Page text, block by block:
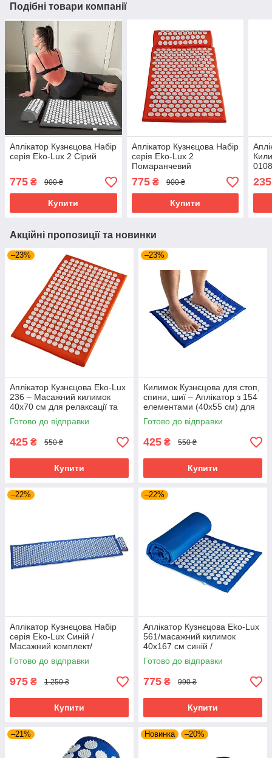
Подібні товари компанії
Аплікатор Кузнєцова Набір
серія Eko-Lux 2 Сірий
775 ₴ 900 ₴
Купити
Аплікатор Кузнєцова Набір
серія Eko-Lux 2
Помаранчевий
775₴ 900 ₴
Купити
для
235
Акційні пропозиції та новинки
–23%
Аплікатор Кузнєцова Eko-Lux
236 – Масажний килимок
40x70 см для релаксації та
відновлення
Готово до відправки
425 ₴ 550 ₴
Купити
–23%
Килимок Кузнєцова для стоп,
спини, шиї – Аплікатор з 154
елементами (40x55 см) для
точкового масажу
Готово до відправки
425 ₴ 550 ₴
Купити
–22%
Аплікатор Кузнєцова Набір
серія Eko-Lux Синій /
Масажний комплект/
Готово до відправки
975 ₴ 1 250 ₴
Купити
–22%
Аплікатор Кузнєцова Eko-Lux
561/масажний килимок
40x167 см синій /
Готово до відправки
775 ₴ 990 ₴
Купити
–21% Новинка –20%